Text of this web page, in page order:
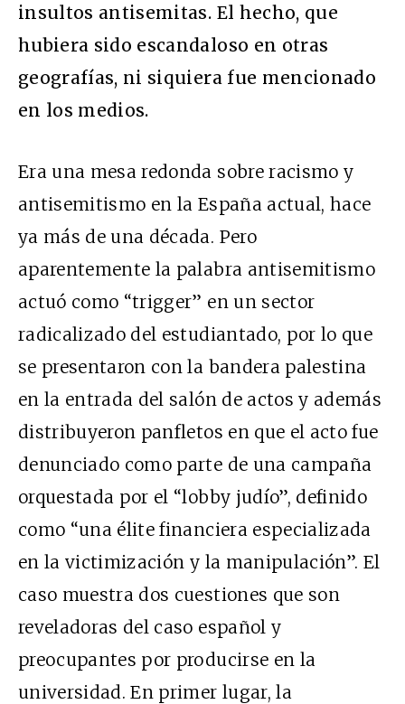
insultos antisemitas. El hecho, que
hubiera sido escandaloso en otras
geografías, ni siquiera fue mencionado
en los medios.
Era una mesa redonda sobre racismo y
antisemitismo en la España actual, hace
ya más de una década. Pero
aparentemente la palabra antisemitismo
actuó como “trigger” en un sector
radicalizado del estudiantado, por lo que
se presentaron con la bandera palestina
en la entrada del salón de actos y además
distribuyeron panfletos en que el acto fue
denunciado como parte de una campaña
orquestada por el “lobby judío”, definido
como “una élite financiera especializada
en la victimización y la manipulación”. El
caso muestra dos cuestiones que son
reveladoras del caso español y
preocupantes por producirse en la
universidad. En primer lugar, la